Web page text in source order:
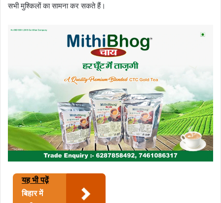
सभी मुश्किलों का सामना कर सकते हैं।
यह भी पढ़ें
बिहार में